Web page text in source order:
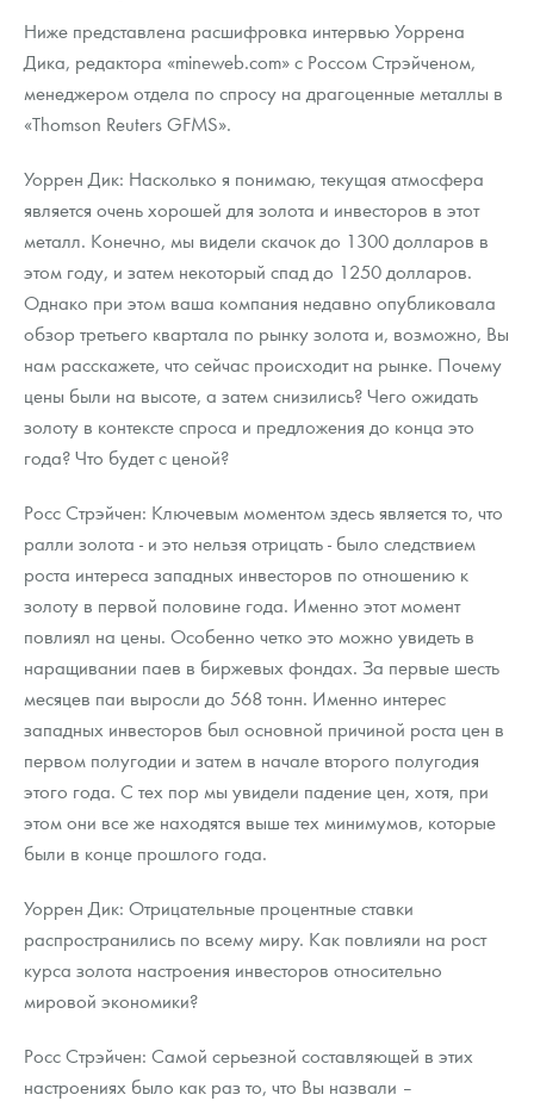
Аксессуары
Гарри Поттер
Флот: ледоколы и корабли
Жетоны "Необыкновенные обитатели глубин"
Ювелирные изделия
Русская нумизматика
Золотая карманная галерея
Монеты и жетоны из недрагоценных металлов
Книги по нумизматике
Памятка для работы с монетами из драгметаллов
Условия возврата
Политика конфиденциальности
Политика использования Cookies
Положение по обработке и защите персональных данных
Скупка слитков
Наши преимущества
Письмо директору
Ниже представлена расшифровка интервью Уоррена
Дика, редактора «mineweb.com» с Россом Стрэйченом,
менеджером отдела по спросу на драгоценные металлы в
«Thomson Reuters GFMS».
Уоррен Дик: Насколько я понимаю, текущая атмосфера
является очень хорошей для золота и инвесторов в этот
металл. Конечно, мы видели скачок до 1300 долларов в
этом году, и затем некоторый спад до 1250 долларов.
Однако при этом ваша компания недавно опубликовала
обзор третьего квартала по рынку золота и, возможно, Вы
нам расскажете, что сейчас происходит на рынке. Почему
цены были на высоте, а затем снизились? Чего ожидать
золоту в контексте спроса и предложения до конца это
года? Что будет с ценой?
Росс Стрэйчен: Ключевым моментом здесь является то, что
ралли золота - и это нельзя отрицать - было следствием
роста интереса западных инвесторов по отношению к
золоту в первой половине года. Именно этот момент
повлиял на цены. Особенно четко это можно увидеть в
наращивании паев в биржевых фондах. За первые шесть
месяцев паи выросли до 568 тонн. Именно интерес
западных инвесторов был основной причиной роста цен в
первом полугодии и затем в начале второго полугодия
этого года. С тех пор мы увидели падение цен, хотя, при
этом они все же находятся выше тех минимумов, которые
были в конце прошлого года.
Уоррен Дик: Отрицательные процентные ставки
распространились по всему миру. Как повлияли на рост
курса золота настроения инвесторов относительно
мировой экономики?
Росс Стрэйчен: Самой серьезной составляющей в этих
настроениях было как раз то, что Вы назвали –